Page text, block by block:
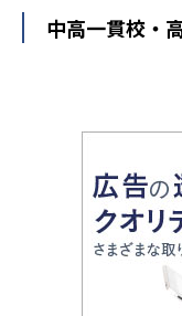
中部
愛知県
静岡県
大阪府
兵庫県
鳥取県
島根県
香川県
武田塾
大学受験
教育全般
大学受験塾の選
中学受験に熱
小学校受験
家庭教師
開成番長直伝！
運動と遊びを考
情報Ⅰ、数学が
アップ法
悩み多き「大学
英語・英会話・
小学校教師が解
中高一貫校・
大学入試改革
ママテクエグザ
進化する中高一